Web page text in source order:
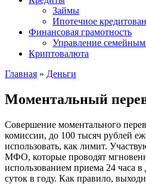
Займы
Ипотечное
Финансовая грамотность
Управление
Криптовалюта
Главная » Деньги
Моментальный
Совершение моментального
комиссии, до 100 тысяч рублей
использовать, как лимит.
МФО, которые проводят
использованием приема 24 часа
суток в году. Как правило,